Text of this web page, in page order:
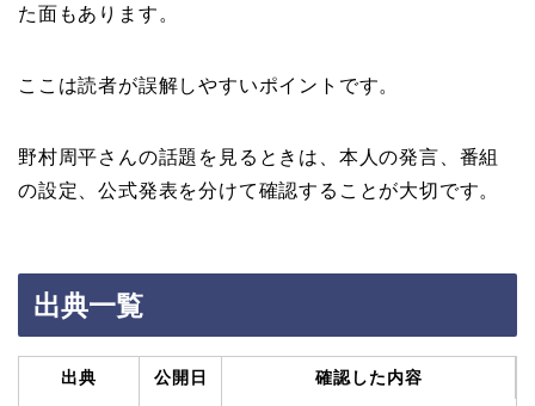
た面もあります。
ここは読者が誤解しやすいポイントです。
野村周平さんの話題を見るときは、本人の発言、番組
の設定、公式発表を分けて確認することが大切です。
出典一覧
出典 公開日 確認した内容